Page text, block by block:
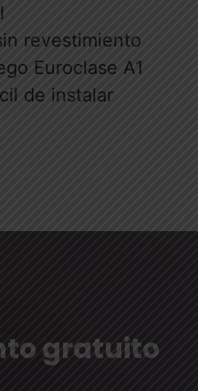
revestimiento
Euroclase A1
de instalar
gratuito